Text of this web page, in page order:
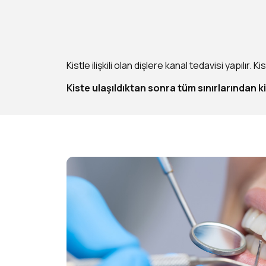
Kistle ilişkili olan dişlere kanal tedavisi yapılır.
Kiste ulaşıldıktan sonra tüm